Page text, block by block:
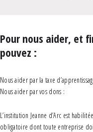
Pour nous aider, et
pouvez :
Nous aider par la taxe
Nous aider par vos dons :
L’institution Jeanne d’Arc est
obligatoire dont toute entreprise